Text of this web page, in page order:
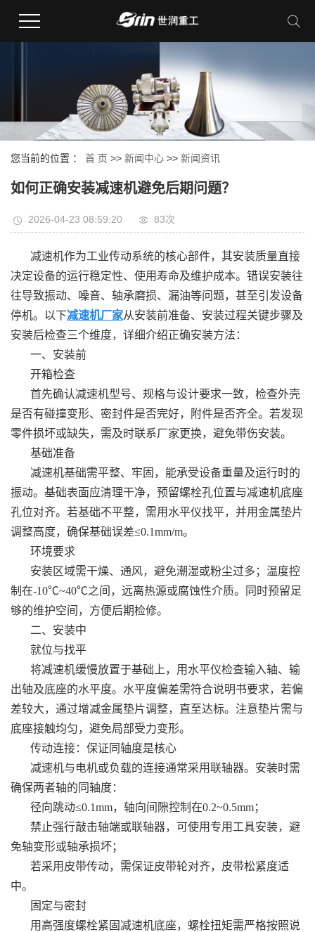
您当前的位置 ： 首 页 >> 新闻中心 >> 新闻资讯
如何正确安装减速机避免后期问题？
2026-04-23 08:59:20 83次
减速机作为工业传动系统的核心部件，其安装质量直接
决定设备的运行稳定性、使用寿命及维护成本。错误安装往
往导致振动、噪音、轴承磨损、漏油等问题，甚至引发设备
停机。以下减速机厂家从安装前准备、安装过程关键步骤及
安装后检查三个维度，详细介绍正确安装方法：
一、安装前
开箱检查
首先确认减速机型号、规格与设计要求一致，检查外壳
是否有碰撞变形、密封件是否完好，附件是否齐全。若发现
零件损坏或缺失，需及时联系厂家更换，避免带伤安装。
基础准备
减速机基础需平整、牢固，能承受设备重量及运行时的
振动。基础表面应清理干净，预留螺栓孔位置与减速机底座
孔位对齐。若基础不平整，需用水平仪找平，并用金属垫片
调整高度，确保基础误差≤0.1mm/m。
环境要求
安装区域需干燥、通风，避免潮湿或粉尘过多；温度控
制在-10℃~40℃之间，远离热源或腐蚀性介质。同时预留足
够的维护空间，方便后期检修。
二、安装中
就位与找平
将减速机缓慢放置于基础上，用水平仪检查输入轴、输
出轴及底座的水平度。水平度偏差需符合说明书要求，若偏
差较大，通过增减金属垫片调整，直至达标。注意垫片需与
底座接触均匀，避免局部受力变形。
传动连接：保证同轴度是核心
减速机与电机或负载的连接通常采用联轴器。安装时需
确保两者轴的同轴度：
径向跳动≤0.1mm，轴向间隙控制在0.2~0.5mm；
禁止强行敲击轴端或联轴器，可使用专用工具安装，避
免轴变形或轴承损坏；
若采用皮带传动，需保证皮带轮对齐，皮带松紧度适
中。
固定与密封
用高强度螺栓紧固减速机底座，螺栓扭矩需严格按照说